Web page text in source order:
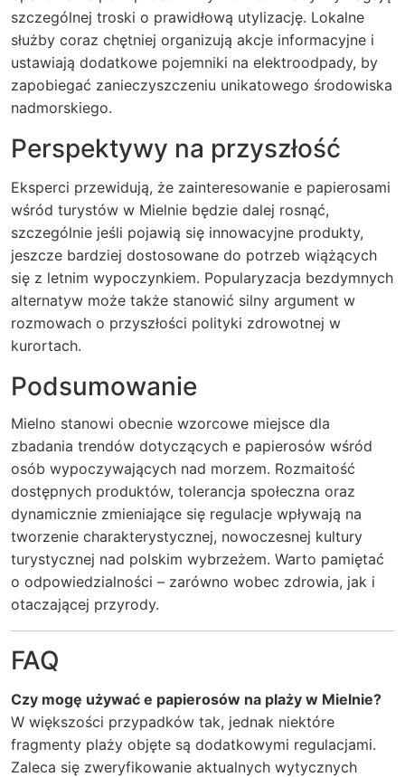
szczególnej troski o prawidłową utylizację. Lokalne
służby coraz chętniej organizują akcje informacyjne i
ustawiają dodatkowe pojemniki na elektroodpady, by
zapobiegać zanieczyszczeniu unikatowego środowiska
nadmorskiego.
Perspektywy na przyszłość
Eksperci przewidują, że zainteresowanie e papierosami
wśród turystów w Mielnie będzie dalej rosnąć,
szczególnie jeśli pojawią się innowacyjne produkty,
jeszcze bardziej dostosowane do potrzeb wiążących
się z letnim wypoczynkiem. Popularyzacja bezdymnych
alternatyw może także stanowić silny argument w
rozmowach o przyszłości polityki zdrowotnej w
kurortach.
Podsumowanie
Mielno stanowi obecnie wzorcowe miejsce dla
zbadania trendów dotyczących e papierosów wśród
osób wypoczywających nad morzem. Rozmaitość
dostępnych produktów, tolerancja społeczna oraz
dynamicznie zmieniające się regulacje wpływają na
tworzenie charakterystycznej, nowoczesnej kultury
turystycznej nad polskim wybrzeżem. Warto pamiętać
o odpowiedzialności – zarówno wobec zdrowia, jak i
otaczającej przyrody.
FAQ
Czy mogę używać e papierosów na plaży w Mielnie?
W większości przypadków tak, jednak niektóre
fragmenty plaży objęte są dodatkowymi regulacjami.
Zaleca się zweryfikowanie aktualnych wytycznych